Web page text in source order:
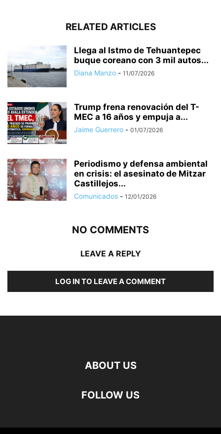
RELATED ARTICLES
Llega al Istmo de Tehuantepec
buque coreano con 3 mil autos...
Diana Manzo - 11/07/2026
Trump frena renovación del T-
MEC a 16 años y empuja a...
Jaime Guerrero - 01/07/2026
Periodismo y defensa ambiental
en crisis: el asesinato de Mitzar
Castillejos...
Comunicados - 12/01/2026
NO COMMENTS
LEAVE A REPLY
LOG IN TO LEAVE A COMMENT
ABOUT US
FOLLOW US